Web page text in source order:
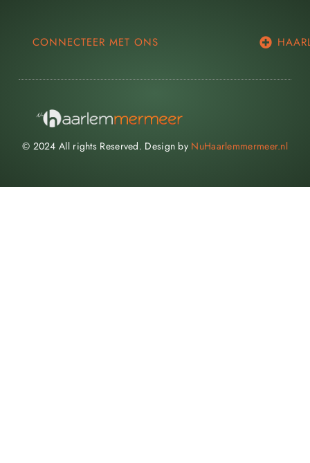
CONNECTEER MET ONS
© 2024 All rights Reserved. Design by NuHaarlemmermeer.nl